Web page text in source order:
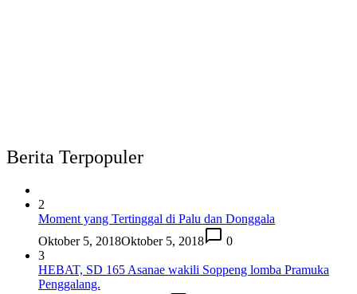
Berita Terpopuler
2
Moment yang Tertinggal di Palu dan Donggala
Oktober 5, 2018Oktober 5, 2018
0
3
HEBAT, SD 165 Asanae wakili Soppeng lomba Pramuka
Penggalang.